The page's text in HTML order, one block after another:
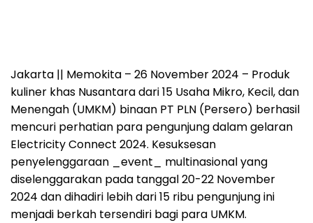
Jakarta || Memokita – 26 November 2024 – Produk
kuliner khas Nusantara dari 15 Usaha Mikro, Kecil, dan
Menengah (UMKM) binaan PT PLN (Persero) berhasil
mencuri perhatian para pengunjung dalam gelaran
Electricity Connect 2024. Kesuksesan
penyelenggaraan _event_ multinasional yang
diselenggarakan pada tanggal 20-22 November
2024 dan dihadiri lebih dari 15 ribu pengunjung ini
menjadi berkah tersendiri bagi para UMKM.